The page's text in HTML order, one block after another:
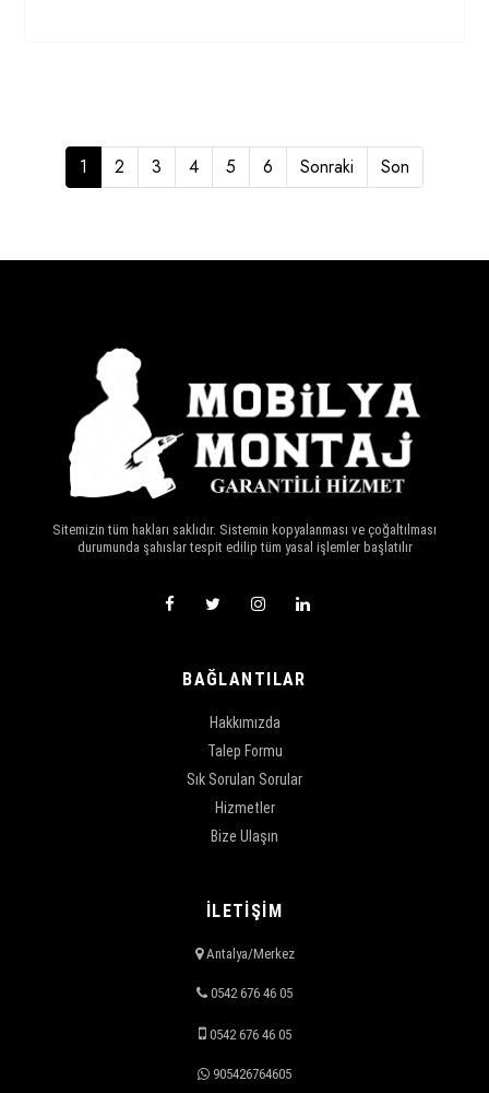
1 (current)
2 3 4 5 6 Sonraki Son
Sitemizin tüm hakları saklıdır. Sistemin kopyalanması ve çoğaltılması
durumunda şahıslar tespit edilip tüm yasal işlemler başlatılır
BAĞLANTILAR
Hakkımızda
Talep Formu
Sık Sorulan Sorular
Hizmetler
Bize Ulaşın
İLETİŞİM
Antalya/Merkez
0542 676 46 05
0542 676 46 05
905426764605